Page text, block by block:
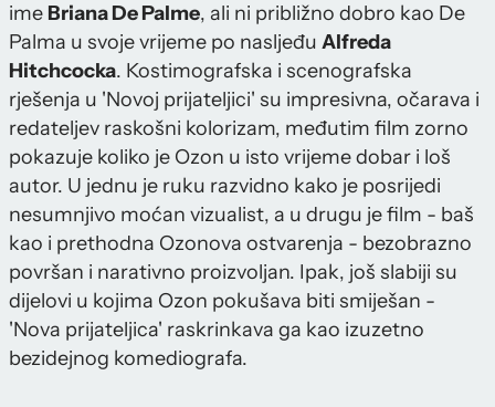
ime Briana De Palme, ali ni približno dobro kao De
Palma u svoje vrijeme po nasljeđu Alfreda
Hitchcocka. Kostimografska i scenografska
rješenja u 'Novoj prijateljici' su impresivna, očarava i
redateljev raskošni kolorizam, međutim film zorno
pokazuje koliko je Ozon u isto vrijeme dobar i loš
autor. U jednu je ruku razvidno kako je posrijedi
nesumnjivo moćan vizualist, a u drugu je film - baš
kao i prethodna Ozonova ostvarenja - bezobrazno
površan i narativno proizvoljan. Ipak, još slabiji su
dijelovi u kojima Ozon pokušava biti smiješan -
'Nova prijateljica' raskrinkava ga kao izuzetno
bezidejnog komediografa.